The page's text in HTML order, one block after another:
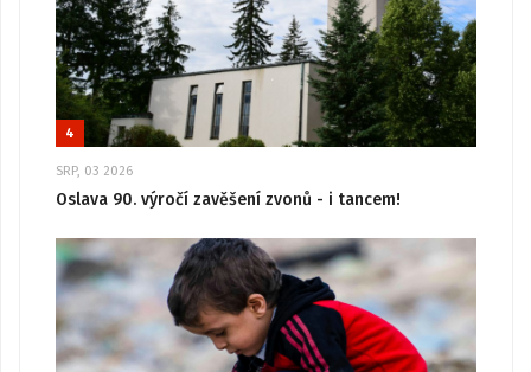
4
SRP, 03 2026
Oslava 90. výročí zavěšení zvonů - i tancem!